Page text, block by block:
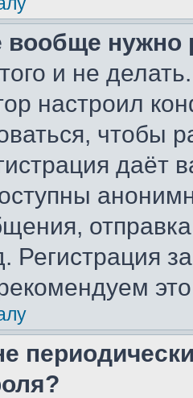
нужно
и не
настроил
чтобы
даёт
Регистрация